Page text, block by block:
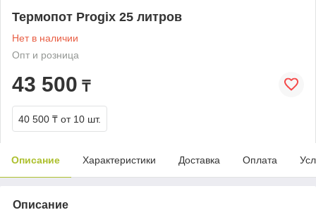
Термопот Progix 25 литров
Нет в наличии
Опт и розница
43 500 ₸
40 500 ₸ от 10 шт.
Описание Характеристики Доставка Оплата
Описание